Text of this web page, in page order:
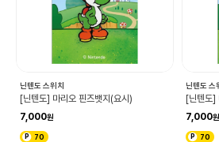
닌텐도 스위치
[닌텐도] 마리오 핀즈뱃지(요시)
7,000
70
닌텐도 스
[닌텐도]
7,000
70